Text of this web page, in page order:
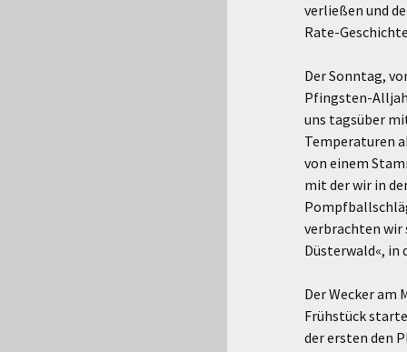
verließen und
Rate-
Der Sonntag,
Pfingsten-
uns tagsüber
Temperaturen
von einem
mit der wir in
verbrachten wir
Düsterwald«, in
Der Wecker am
Frühstück
der ersten den